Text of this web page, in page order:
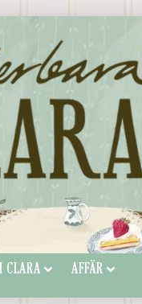
CLARA AFFÄR